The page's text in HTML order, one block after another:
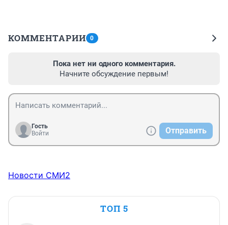
КОММЕНТАРИИ 0
Пока нет ни одного комментария.
Начните обсуждение первым!
Гость
Войти
Отправить
Новости СМИ2
ТОП 5